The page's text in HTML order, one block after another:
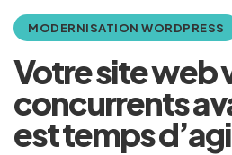
MODERNISATION WORDPRESS
Votre site web
concurrents
est temps